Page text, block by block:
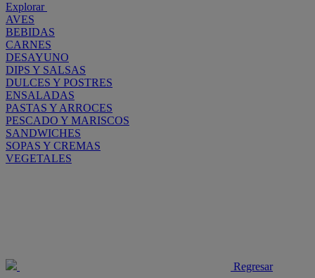
Explorar
AVES
BEBIDAS
CARNES
DESAYUNO
DIPS Y SALSAS
DULCES Y POSTRES
ENSALADAS
PASTAS Y ARROCES
PESCADO Y MARISCOS
SANDWICHES
SOPAS Y CREMAS
VEGETALES
Regresar